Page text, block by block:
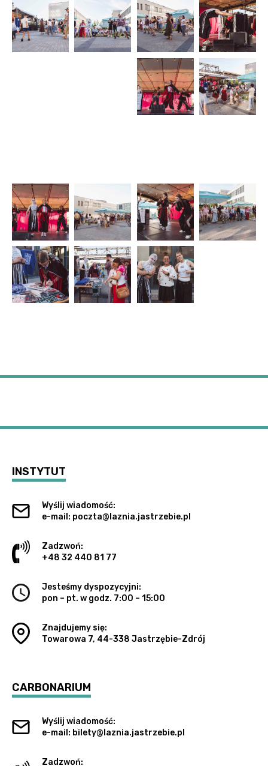
INSTYTUT
Wyślij wiadomość:
e-mail: poczta@laznia.jastrzebie.pl
Zadzwoń:
+48 32 440 81 77
Jesteśmy dyspozycyjni:
pon – pt. w godz. 7:00 – 15:00
Znajdujemy się:
Towarowa 7, 44-338 Jastrzębie-Zdrój
CARBONARIUM
Wyślij wiadomość:
e-mail: bilety@laznia.jastrzebie.pl
Zadzwoń: